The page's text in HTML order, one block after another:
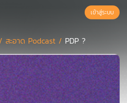
เข้าสู่ระบบ
/สะอาด Podcast / PDP ?